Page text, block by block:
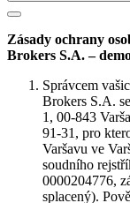
Zásady ochrany
Brokers S.A. –
Správcem
Brokers S.A.
1, 00-843
91-31, pro
Varšavu ve
soudního
0000204776,
splacený).